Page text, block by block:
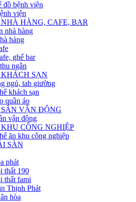
đồ bệnh viện
viện
HÀNG, CAFE, BAR
nhà hàng
hàng
ghế bar
ngân
SẠN
ngủ, tab giường
khách sạn
quần áo
VẬN ĐỘNG
vận động
CÔNG NGHIỆP
ăn khu công nghiệp
SÀN
phát
thất 190
thất fami
Thịnh Phát
hòa